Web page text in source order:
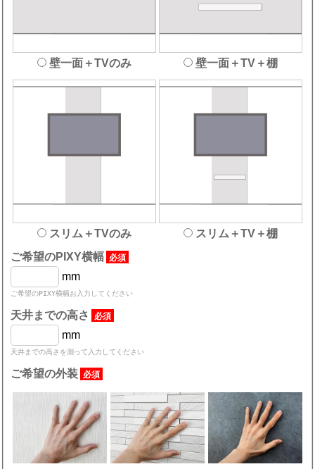
壁一面＋TVのみ 壁一面＋TV＋棚
スリム＋TVのみ
スリム＋TV＋棚
ご希望のPIXY横幅 必須
mm
ご希望のPIXY横幅お入力してください
天井までの高さ 必須
mm
天井までの高さを測って入力してください
ご希望の外装 必須